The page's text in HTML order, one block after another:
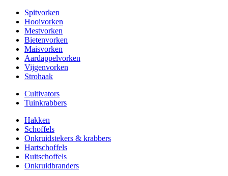
Spitvorken
Hooivorken
Mestvorken
Bietenvorken
Maisvorken
Aardappelvorken
Vijgenvorken
Strohaak
Cultivators
Tuinkrabbers
Hakken
Schoffels
Onkruidstekers & krabbers
Hartschoffels
Ruitschoffels
Onkruidbranders